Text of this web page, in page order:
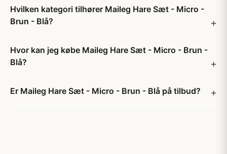
Hvilken kategori tilhører Maileg Hare Sæt - Micro -
Brun - Blå?
Hvor kan jeg købe Maileg Hare Sæt - Micro - Brun -
Blå?
Er Maileg Hare Sæt - Micro - Brun - Blå på tilbud?